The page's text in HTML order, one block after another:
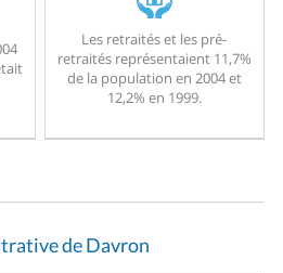
Les retraités et les pré-
retraités représentaient 11,7%
de la population en 2004 et
12,2% en 1999.
de Davron